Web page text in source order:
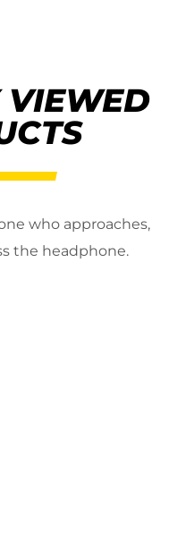
VIEWED
who approaches,
the headphone.